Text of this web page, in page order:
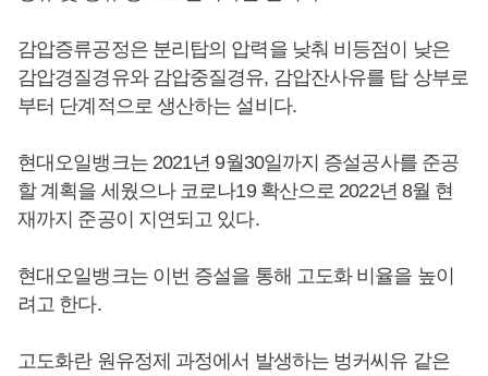
감압증류공정은 분리탑의 압력을 낮춰 비등점이 낮은
감압경질경유와 감압중질경유, 감압잔사유를 탑 상부로
부터 단계적으로 생산하는 설비다.
현대오일뱅크는 2021년 9월30일까지 증설공사를 준공
할 계획을 세웠으나 코로나19 확산으로 2022년 8월 현
재까지 준공이 지연되고 있다.
현대오일뱅크는 이번 증설을 통해 고도화 비율을 높이
려고 한다.
고도화란 원유정제 과정에서 발생하는 벙커씨유 같은